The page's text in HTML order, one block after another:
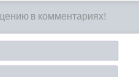
Имя*
Email